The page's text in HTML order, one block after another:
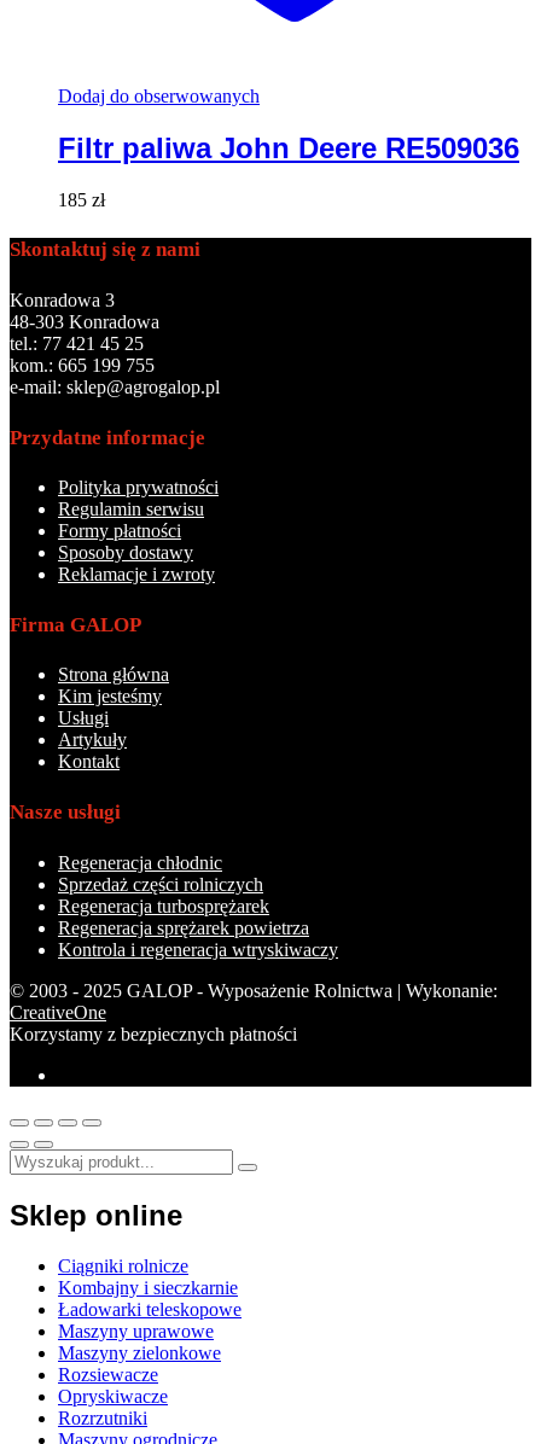
Dodaj do obserwowanych
Filtr paliwa John Deere RE509036
185 zł
Skontaktuj się z nami
Konradowa 3
48-303 Konradowa
tel.: 77 421 45 25
kom.: 665 199 755
e-mail: sklep@agrogalop.pl
Przydatne informacje
Polityka prywatności
Regulamin serwisu
Formy płatności
Sposoby dostawy
Reklamacje i zwroty
Firma GALOP
Strona główna
Kim jesteśmy
Usługi
Artykuły
Kontakt
Nasze usługi
Regeneracja chłodnic
Sprzedaż części rolniczych
Regeneracja turbosprężarek
Regeneracja sprężarek powietrza
Kontrola i regeneracja wtryskiwaczy
© 2003 - 2025 GALOP - Wyposażenie Rolnictwa | Wykonanie:
CreativeOne
Korzystamy z bezpiecznych płatności
Sklep online
Ciągniki rolnicze
Kombajny i sieczkarnie
Ładowarki teleskopowe
Maszyny uprawowe
Maszyny zielonkowe
Rozsiewacze
Opryskiwacze
Rozrzutniki